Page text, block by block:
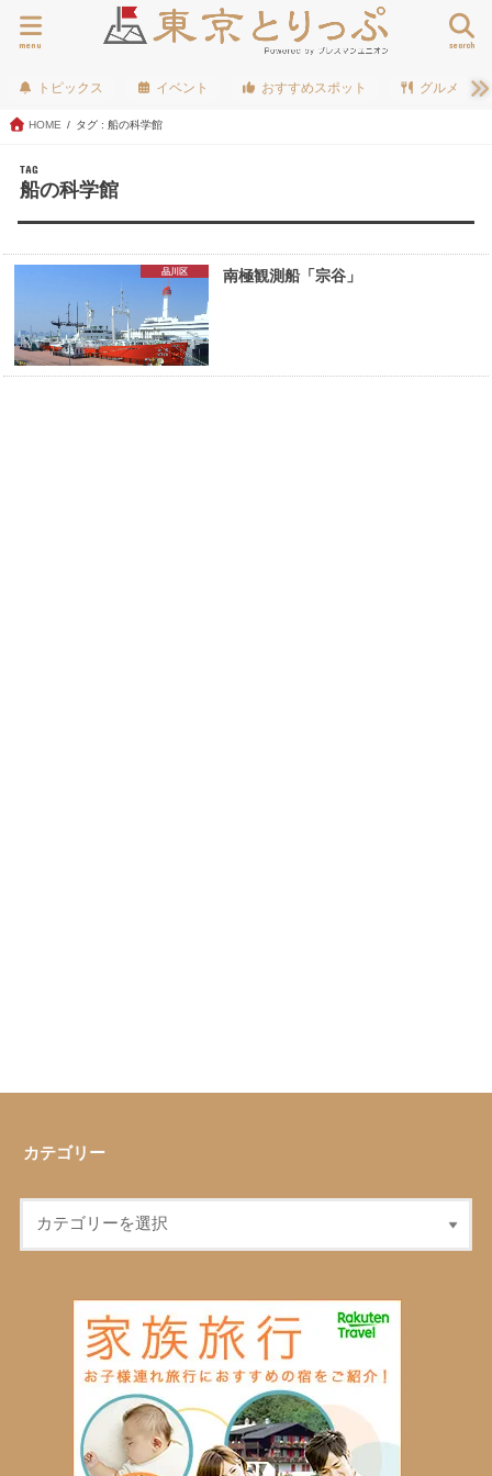
search
menu
トピックス イベント おすすめスポット グルメ
HOME タグ : 船の科学館
TAG
船の科学館
品川区 南極観測船「宗谷」
カテゴリー